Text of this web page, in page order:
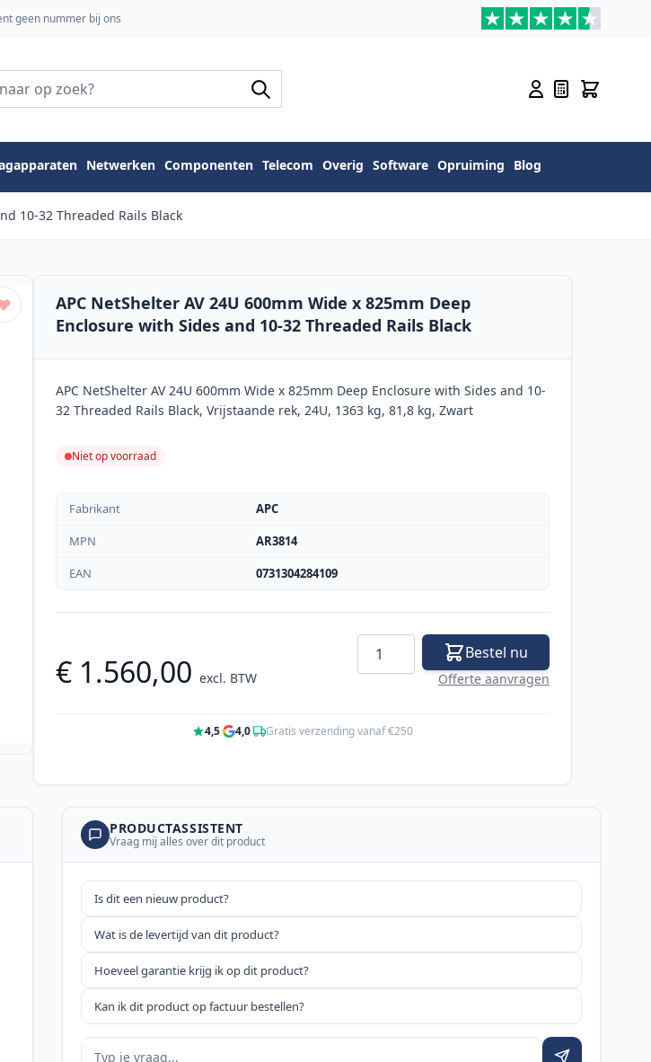
geen nummer bij ons
Netwerken Componenten Telecom Overig Software Opruiming Blog
10-32 Threaded Rails Black
APC NetShelter AV 24U 600mm Wide x 825mm Deep
Enclosure with Sides and 10-32 Threaded Rails Black
APC NetShelter AV 24U 600mm Wide x 825mm Deep Enclosure with Sides and 10-
32 Threaded Rails Black, Vrijstaande rek, 24U, 1363 kg, 81,8 kg, Zwart
Niet op voorraad
Fabrikant
APC
MPN
AR3814
EAN
0731304284109
€ 1.560,00 excl. BTW
Aantal Bestel nu
Offerte aanvragen
4,5· 4,0· Gratis verzending vanaf €250
PRODUCTASSISTENT
Vraag mij alles over dit product
Is dit een nieuw product?
Wat is de levertijd van dit product?
Hoeveel garantie krijg ik op dit product?
Kan ik dit product op factuur bestellen?
Je vraag